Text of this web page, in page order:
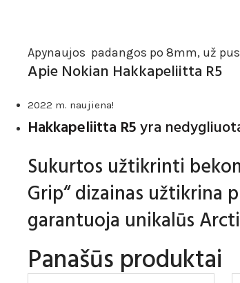
Apynaujos padangos po 8mm, už
Apie Nokian Hakkapeliitta R5
2022 m. naujiena!
Hakkapeliitta R5yra
Sukurtos užtikrinti
Grip“ dizainas užtikrina
garantuoja unikalūs
Panašūs produktai